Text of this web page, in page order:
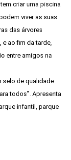
criar uma piscina
viver as suas
das árvores
e ao fim da tarde,
entre amigos na
selo de qualidade
todos”. Apresenta
infantil, parque